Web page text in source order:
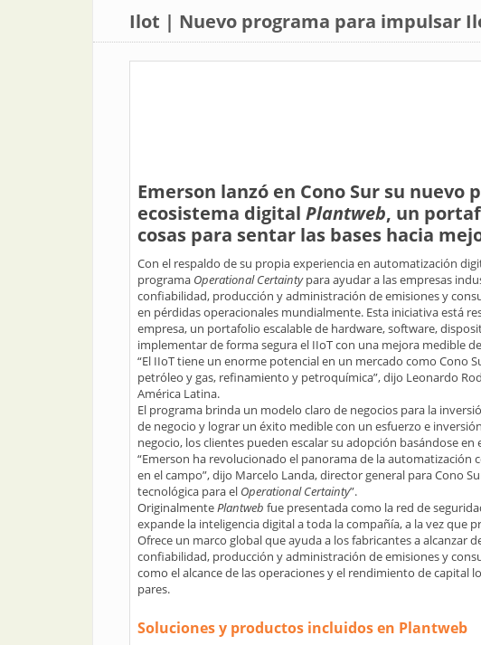
Ilot | Nuevo programa para impulsar
Emerson lanzó en Cono Sur su nuevo
ecosistema digital Plantweb, un
cosas para sentar las bases hacia
Con el respaldo de su propia experiencia en automatización
programa Operational Certaintypara ayudar a las empresas
confiabilidad, producción y administración de emisiones y
en pérdidas operacionales mundialmente. Esta iniciativa está
empresa, un portafolio escalable de hardware, software,
implementar de forma segura el IIoT con una mejora medible
“El IIoT tiene un enorme potencial en un mercado como Cono
petróleo y gas, refinamiento y petroquímica”, dijo Leonardo
América Latina.
El programa brinda un modelo claro de negocios para la
de negocio y lograr un éxito medible con un esfuerzo e
negocio, los clientes pueden escalar su adopción basándose
“Emerson ha revolucionado el panorama de la automatización
en el campo”, dijo Marcelo Landa, director general para Cono
tecnológica para el Operational Certainty”.
OriginalmentePlantweb fue presentada como la red de
expande la inteligencia digital a toda la compañía, a la vez que
Ofrece un marco global que ayuda a los fabricantes a alcanzar
confiabilidad, producción y administración de emisiones y
como el alcance de las operaciones y el rendimiento de capital
pares.
Soluciones y productos incluidos en Plantweb